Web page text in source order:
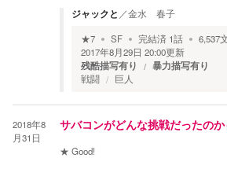
ジャックと ／金水 春子
★7 SF 完結済 1話 6,537
2017年8月29日 20:00更新
残酷描写有り 暴力描写有り
戦闘 巨人
2018年8
月31日
サバコンがどんな挑戦だったのか
★ Good!